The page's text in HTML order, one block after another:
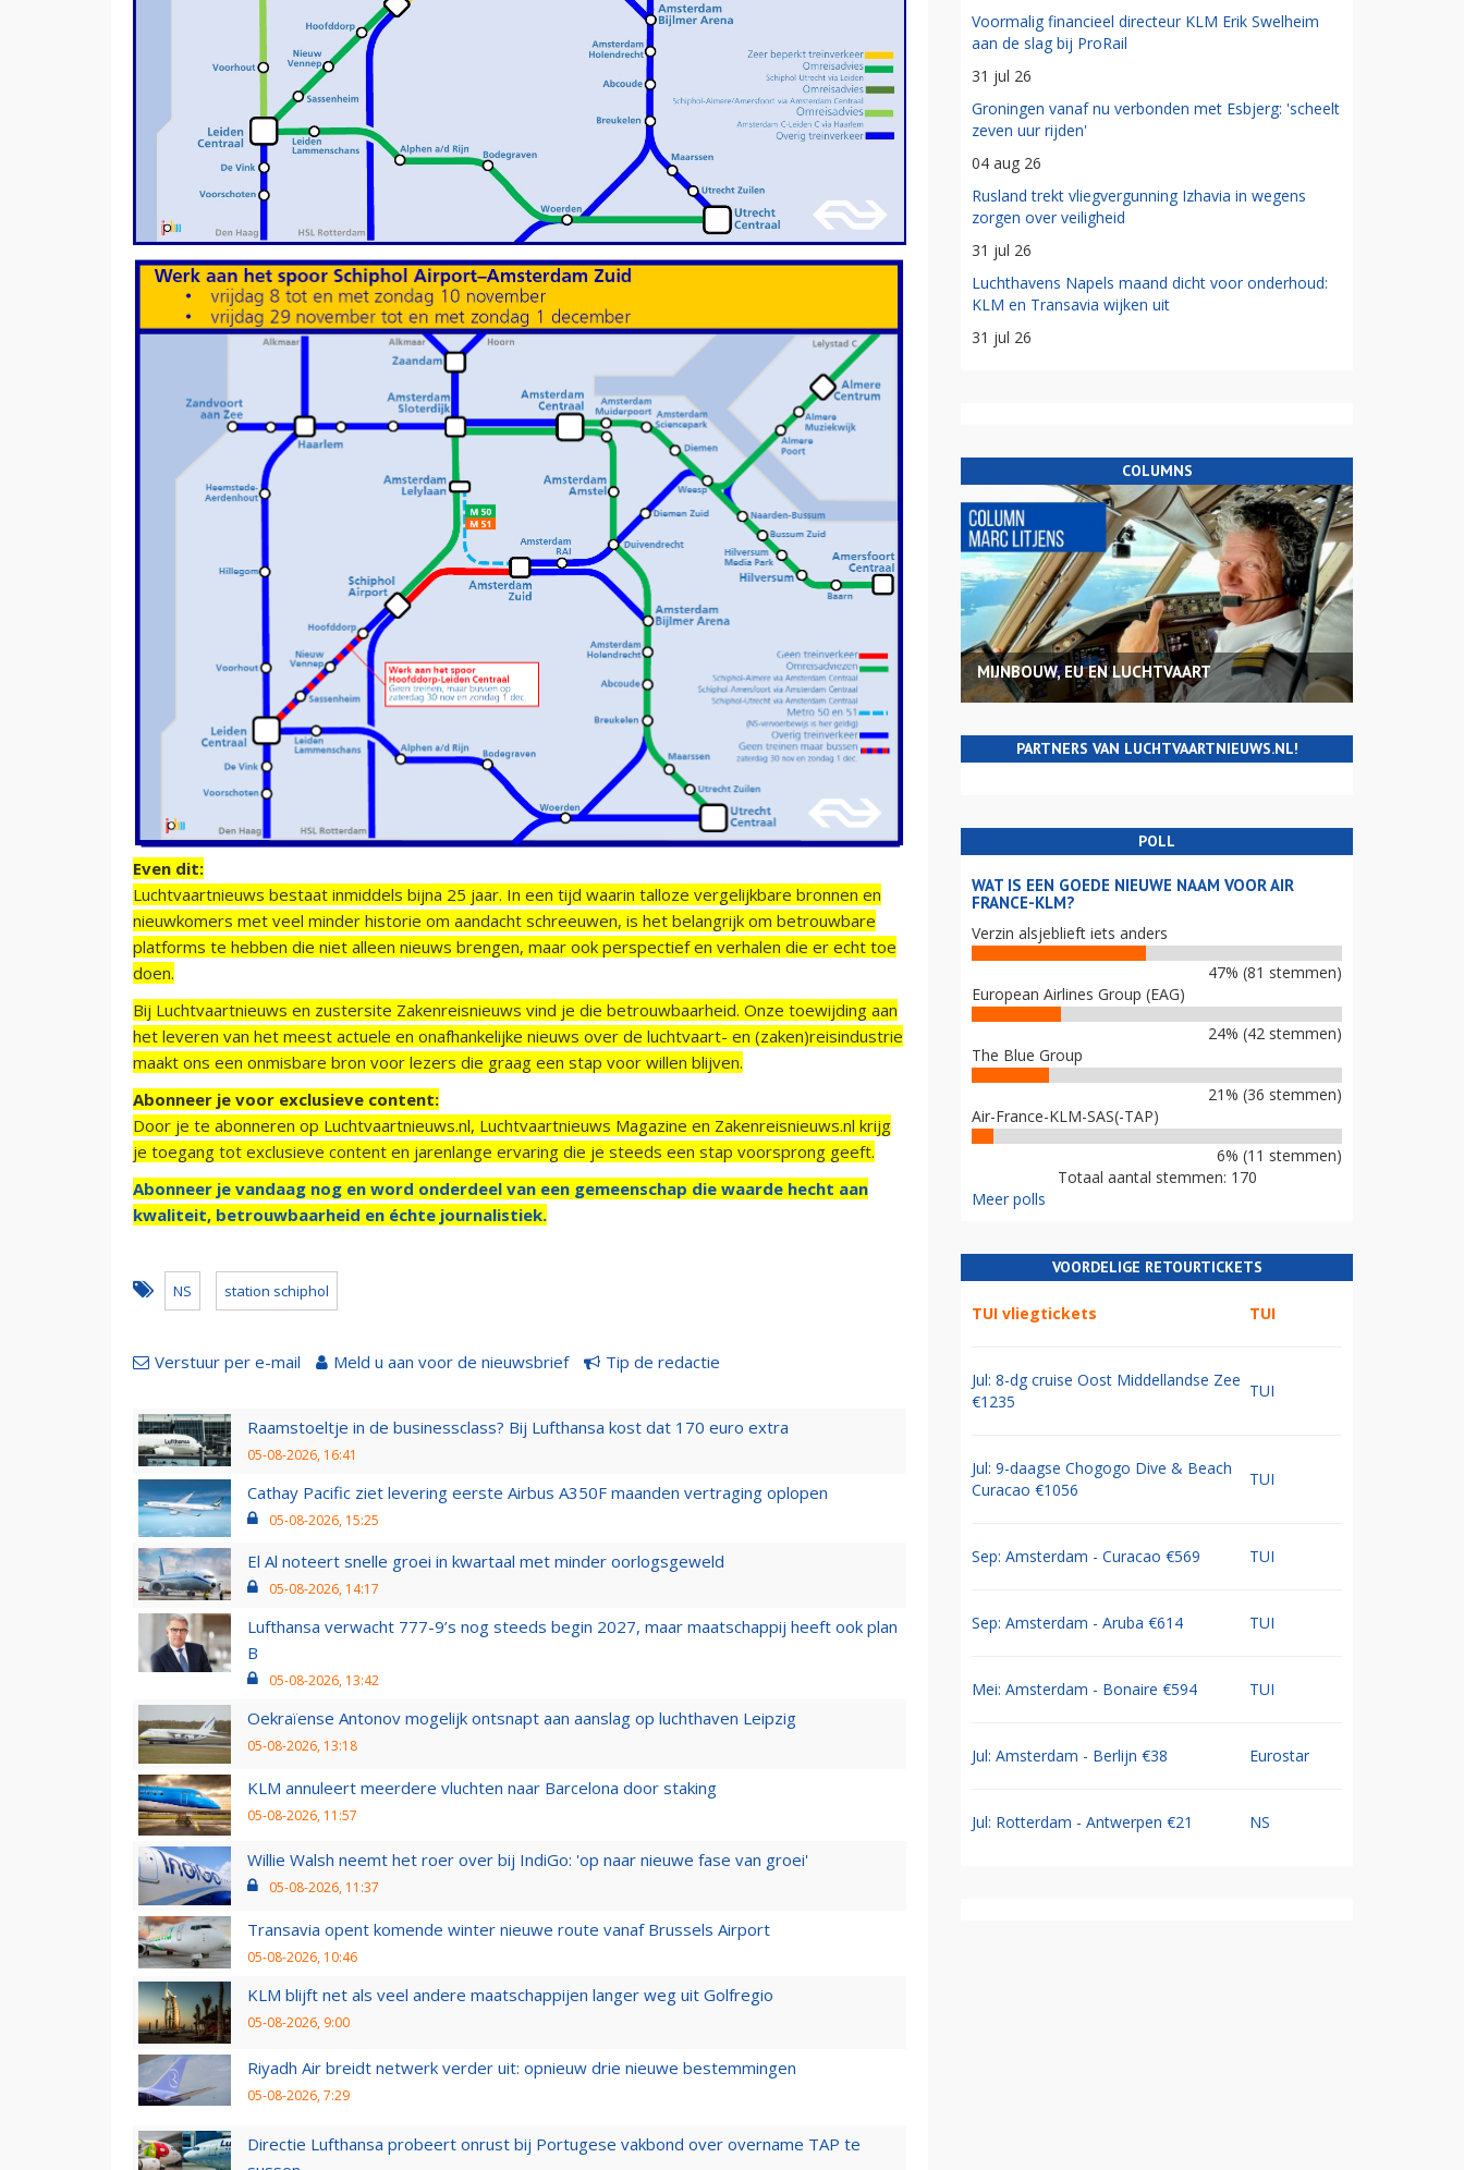
Even dit:
Luchtvaartnieuws bestaat inmiddels bijna 25 jaar. In een tijd waarin talloze vergelijkbare bronnen en
nieuwkomers met veel minder historie om aandacht schreeuwen, is het belangrijk om betrouwbare
platforms te hebben die niet alleen nieuws brengen, maar ook perspectief en verhalen die er echt toe
doen.
Bij Luchtvaartnieuws en zustersite Zakenreisnieuws vind je die betrouwbaarheid. Onze toewijding aan
het leveren van het meest actuele en onafhankelijke nieuws over de luchtvaart- en (zaken)reisindustrie
maakt ons een onmisbare bron voor lezers die graag een stap voor willen blijven.
Abonneer je voor exclusieve content:
Door je te abonneren op Luchtvaartnieuws.nl, Luchtvaartnieuws Magazine en Zakenreisnieuws.nl krijg
je toegang tot exclusieve content en jarenlange ervaring die je steeds een stap voorsprong geeft.
Abonneer je vandaag nog en word onderdeel van een gemeenschap die waarde hecht aan
kwaliteit, betrouwbaarheid en échte journalistiek.
NS station schiphol
Verstuur per e-mail Meld u aan voor de nieuwsbrief Tip de redactie
Raamstoeltje in de businessclass? Bij Lufthansa kost dat 170 euro extra
05-08-2026, 16:41
Cathay Pacific ziet levering eerste Airbus A350F maanden vertraging oplopen
05-08-2026, 15:25
El Al noteert snelle groei in kwartaal met minder oorlogsgeweld
05-08-2026, 14:17
Lufthansa verwacht 777-9’s nog steeds begin 2027, maar maatschappij heeft ook plan
B
05-08-2026, 13:42
Oekraïense Antonov mogelijk ontsnapt aan aanslag op luchthaven Leipzig
05-08-2026, 13:18
KLM annuleert meerdere vluchten naar Barcelona door staking
05-08-2026, 11:57
Willie Walsh neemt het roer over bij IndiGo: 'op naar nieuwe fase van groei'
05-08-2026, 11:37
Transavia opent komende winter nieuwe route vanaf Brussels Airport
05-08-2026, 10:46
KLM blijft net als veel andere maatschappijen langer weg uit Golfregio
05-08-2026, 9:00
Riyadh Air breidt netwerk verder uit: opnieuw drie nieuwe bestemmingen
05-08-2026, 7:29
Directie Lufthansa probeert onrust bij Portugese vakbond over overname TAP te
Voormalig financieel directeur KLM Erik Swelheim
aan de slag bij ProRail
31 jul 26
Groningen vanaf nu verbonden met Esbjerg: 'scheelt
zeven uur rijden'
04 aug 26
Rusland trekt vliegvergunning Izhavia in wegens
zorgen over veiligheid
31 jul 26
Luchthavens Napels maand dicht voor onderhoud:
KLM en Transavia wijken uit
31 jul 26
COLUMNS
MIJNBOUW, EU EN LUCHTVAART
PARTNERS VAN LUCHTVAARTNIEUWS.NL!
POLL
WAT IS EEN GOEDE NIEUWE NAAM VOOR AIR
FRANCE-KLM?
Verzin alsjeblieft iets anders
47% (81 stemmen)
European Airlines Group (EAG)
24% (42 stemmen)
The Blue Group
21% (36 stemmen)
Air-France-KLM-SAS(-TAP)
6% (11 stemmen)
Totaal aantal stemmen: 170
Meer polls
VOORDELIGE RETOURTICKETS
TUI vliegtickets TUI
Jul: 8-dg cruise Oost Middellandse Zee
€1235
TUI
Jul: 9-daagse Chogogo Dive & Beach
Curacao €1056
TUI
Sep: Amsterdam - Curacao €569 TUI
Sep: Amsterdam - Aruba €614 TUI
Mei: Amsterdam - Bonaire €594 TUI
Jul: Amsterdam - Berlijn €38 Eurostar
Jul: Rotterdam - Antwerpen €21 NS